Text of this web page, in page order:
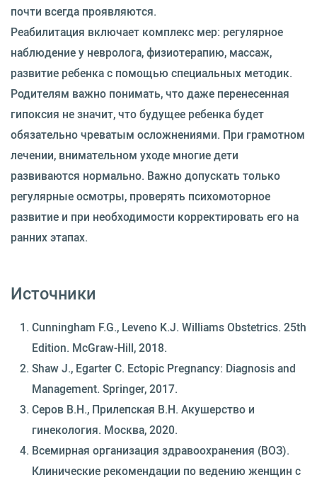
почти всегда проявляются.
Реабилитация включает комплекс мер: регулярное
наблюдение у невролога, физиотерапию, массаж,
развитие ребенка с помощью специальных методик.
Родителям важно понимать, что даже перенесенная
гипоксия не значит, что будущее ребенка будет
обязательно чреватым осложнениями. При грамотном
лечении, внимательном уходе многие дети
развиваются нормально. Важно допускать только
регулярные осмотры, проверять психомоторное
развитие и при необходимости корректировать его на
ранних этапах.
Источники
Cunningham F.G., Leveno K.J. Williams Obstetrics. 25th
Edition. McGraw-Hill, 2018.
Shaw J., Egarter C. Ectopic Pregnancy: Diagnosis and
Management. Springer, 2017.
Серов В.Н., Прилепская В.Н. Акушерство и
гинекология. Москва, 2020.
Всемирная организация здравоохранения (ВОЗ).
Клинические рекомендации по ведению женщин с